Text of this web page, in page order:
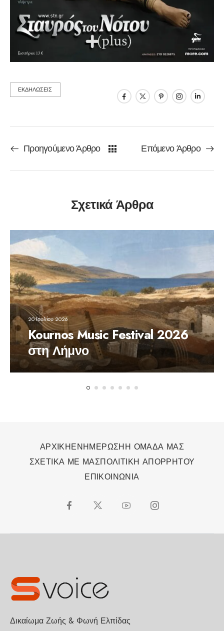
ΕΚΔΗΛΩΣΕΙΣ
Προηγούμενο Άρθρο Επόμενο Άρθρο
Σχετικά Άρθρα
20 Ιουλίου 2026
Kournos Music Festival 2026
στη Λήμνο
ΑΡΧΙΚΗΕΝΗΜΕΡΩΣΗΗ ΟΜΑΔΑ ΜΑΣ
ΣΧΕΤΙΚΑ ΜΕ ΜΑΣΠΟΛΙΤΙΚΗ ΑΠΟΡΡΗΤΟΥ
ΕΠΙΚΟΙΝΩΝΙΑ
Δικαίωμα Ζωής & Φωνή Ελπίδας